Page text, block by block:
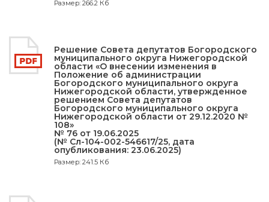
Размер: 266.2 Кб
Решение Совета депутатов Богородского
муниципального округа Нижегородской
области «О внесении изменения в
Положение об администрации
Богородского муниципального округа
Нижегородской области, утвержденное
решением Совета депутатов
Богородского муниципального округа
Нижегородской области от 29.12.2020 №
108»
№ 76 от 19.06.2025
(№ Сл-104-002-546617/25, дата
опубликования: 23.06.2025)
Размер: 241.5 Кб